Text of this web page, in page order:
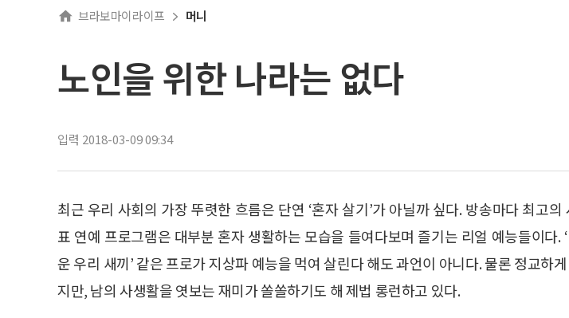
브라보마이라이프 머니
노인을 위한 나라는 없다
입력 2018-03-09 09:34
최근 우리 사회의 가장 뚜렷한 흐름은 단연 ‘혼자 살기’가 아닐까 싶다. 방송마다 최고의
표 연예 프로그램은 대부분 혼자 생활하는 모습을 들여다보며 즐기는 리얼 예능들이다. ‘
운 우리 새끼’ 같은 프로가 지상파 예능을 먹여 살린다 해도 과언이 아니다. 물론 정교하
지만, 남의 사생활을 엿보는 재미가 쏠쏠하기도 해 제법 롱런하고 있다.